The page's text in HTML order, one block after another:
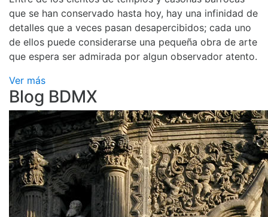
que se han conservado hasta hoy, hay una infinidad de
detalles que a veces pasan desapercibidos; cada uno
de ellos puede considerarse una pequeña obra de arte
que espera ser admirada por algun observador atento.
Ver más
Blog BDMX